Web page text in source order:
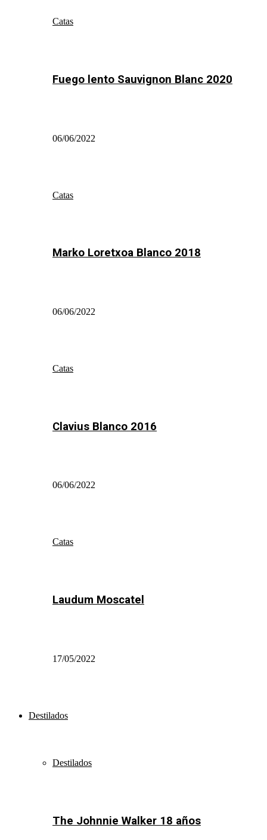
Catas
Fuego lento Sauvignon Blanc 2020
06/06/2022
Catas
Marko Loretxoa Blanco 2018
06/06/2022
Catas
Clavius Blanco 2016
06/06/2022
Catas
Laudum Moscatel
17/05/2022
Destilados
Destilados
The Johnnie Walker 18 años